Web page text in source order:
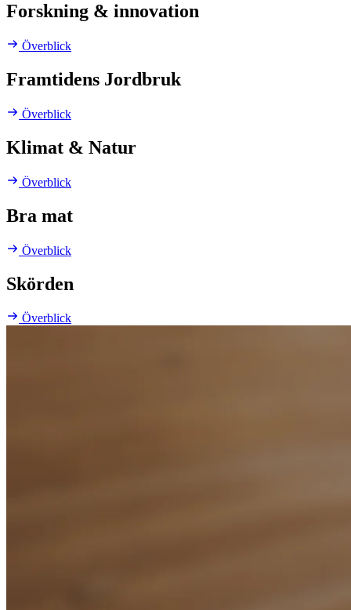
Forskning & innovation
Överblick
Framtidens Jordbruk
Överblick
Klimat & Natur
Överblick
Bra mat
Överblick
Skörden
Överblick